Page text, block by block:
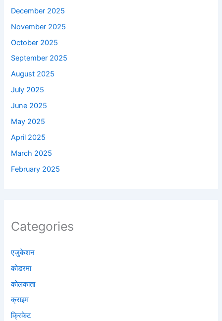
December 2025
November 2025
October 2025
September 2025
August 2025
July 2025
June 2025
May 2025
April 2025
March 2025
February 2025
Categories
एजुकेशन
कोडरमा
कोलकाता
क्राइम
क्रिकेट